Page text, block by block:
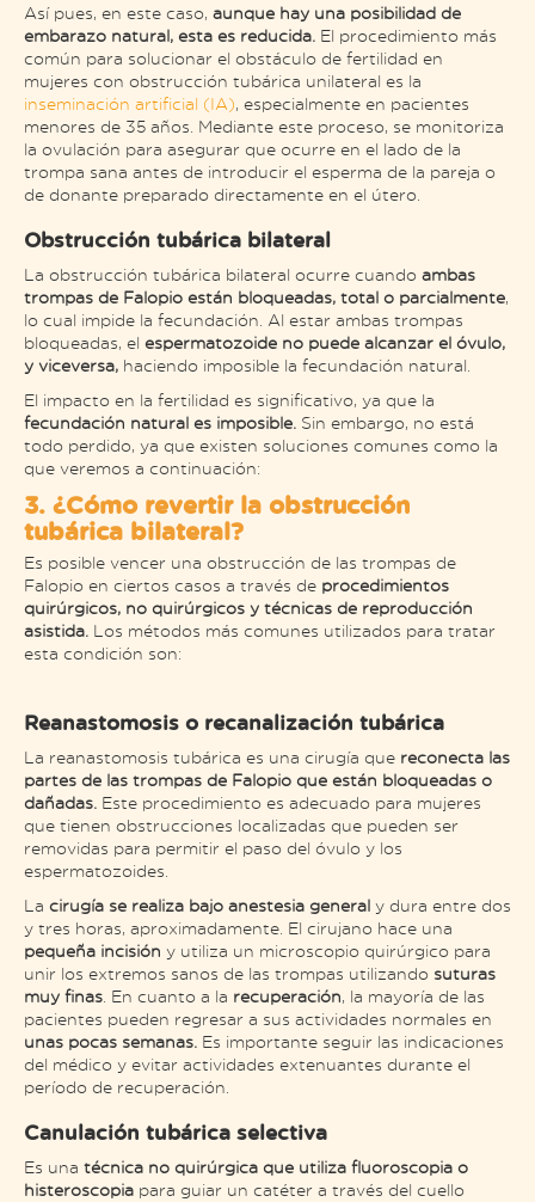
Así pues, en este caso, aunque hay una posibilidad de
embarazo natural, esta es reducida. El procedimiento más
común para solucionar el obstáculo de fertilidad en
mujeres con obstrucción tubárica unilateral es la
inseminación artificial (IA)​, especialmente en pacientes
menores de 35 años. Mediante este proceso, se monitoriza
la ovulación para asegurar que ocurre en el lado de la
trompa sana antes de introducir el esperma de la pareja o
de donante preparado directamente en el útero.
Obstrucción tubárica bilateral
La obstrucción tubárica bilateral ocurre cuando ambas
trompas de Falopio están bloqueadas, total o parcialmente,
lo cual impide la fecundación. Al estar ambas trompas
bloqueadas, el espermatozoide no puede alcanzar el óvulo,
y viceversa, haciendo imposible la fecundación natural.
El impacto en la fertilidad es significativo, ya que la
fecundación natural es imposible. Sin embargo, no está
todo perdido, ya que existen soluciones comunes como la
que veremos a continuación:
3. ¿Cómo revertir la obstrucción
tubárica bilateral?
Es posible vencer una obstrucción de las trompas de
Falopio en ciertos casos a través de procedimientos
quirúrgicos, no quirúrgicos y técnicas de reproducción
asistida. Los métodos más comunes utilizados para tratar
esta condición son:
Reanastomosis o recanalización tubárica
La reanastomosis tubárica es una cirugía que reconecta las
partes de las trompas de Falopio que están bloqueadas o
dañadas. Este procedimiento es adecuado para mujeres
que tienen obstrucciones localizadas que pueden ser
removidas para permitir el paso del óvulo y los
espermatozoides.
La cirugía se realiza bajo anestesia general y dura entre dos
y tres horas, aproximadamente. El cirujano hace una
pequeña incisión y utiliza un microscopio quirúrgico para
unir los extremos sanos de las trompas utilizando suturas
muy finas​ . En cuanto a la recuperación, la mayoría de las
pacientes pueden regresar a sus actividades normales en
unas pocas semanas. Es importante seguir las indicaciones
del médico y evitar actividades extenuantes durante el
período de recuperación​.
Canulación tubárica selectiva
Es una técnica no quirúrgica que utiliza fluoroscopia o
histeroscopia para guiar un catéter a través del cuello